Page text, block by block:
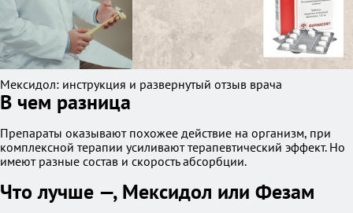
Мексидол: инструкция и развернутый отзыв врача
В чем разница
Препараты оказывают похожее действие на организм, при
комплексной терапии усиливают терапевтический эффект. Но
имеют разные состав и скорость абсорбции.
Что лучше —, Мексидол или Фезам